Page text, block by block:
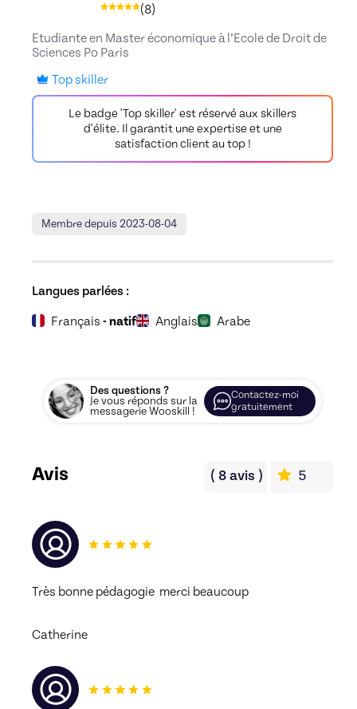
(8)
Etudiante en Master économique à l’Ecole de Droit de
Sciences Po Paris
Top skiller
Le badge 'Top skiller' est réservé aux skillers
d'élite. Il garantit une expertise et une
satisfaction client au top !
Membre depuis 2023-08-04
Langues parlées :
Français - natif Anglais Arabe
Des questions ?
Je vous réponds sur la
messagerie Wooskill !
Contactez-moi
gratuitement
Avis ( 8avis ) 5
Très bonne pédagogie  merci beaucoup
Catherine